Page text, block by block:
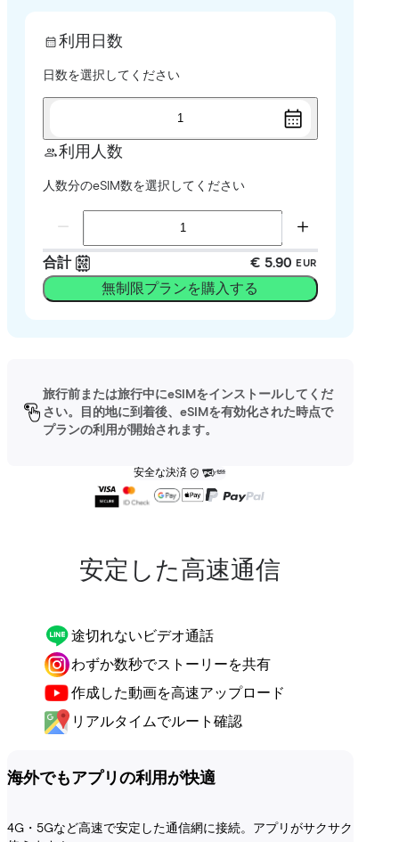
利用日数
日数を選択してください
1
利用人数
人数分のeSIM数を選択してください
合計 € 5.90 EUR
無制限プランを購入する
旅行前または旅行中にeSIMをインストールしてくだ
さい。目的地に到着後、eSIMを有効化された時点で
プランの利用が開始されます。
安全な決済
安定した高速通信
途切れないビデオ通話
わずか数秒でストーリーを共有
作成した動画を高速アップロード
リアルタイムでルート確認
海外でもアプリの利用が快適
4G・5Gなど高速で安定した通信網に接続。アプリがサクサク